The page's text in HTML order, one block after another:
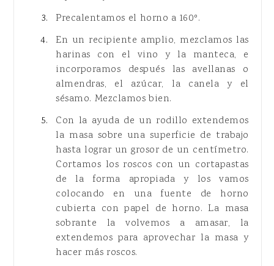
Precalentamos el horno a 160º.
En un recipiente amplio, mezclamos las
harinas con el vino y la manteca, e
incorporamos después las avellanas o
almendras, el azúcar, la canela y el
sésamo. Mezclamos bien.
Con la ayuda de un rodillo extendemos
la masa sobre una superficie de trabajo
hasta lograr un grosor de un centímetro.
Cortamos los roscos con un cortapastas
de la forma apropiada y los vamos
colocando en una fuente de horno
cubierta con papel de horno. La masa
sobrante la volvemos a amasar, la
extendemos para aprovechar la masa y
hacer más roscos.